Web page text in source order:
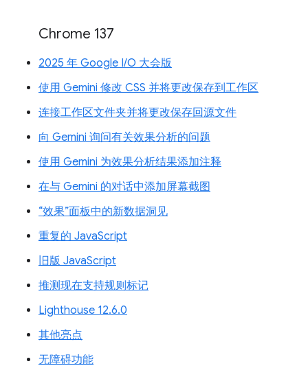
Chrome 137
2025 年 Google I/O 大会版
使用 Gemini 修改 CSS 并将更改保存到工作区
连接工作区文件夹并将更改保存回源文件
向 Gemini 询问有关效果分析的问题
使用 Gemini 为效果分析结果添加注释
在与 Gemini 的对话中添加屏幕截图
“效果”面板中的新数据洞见
重复的 JavaScript
旧版 JavaScript
推测现在支持规则标记
Lighthouse 12.6.0
其他亮点
无障碍功能